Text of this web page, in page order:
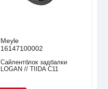
Meyle
16147100002
Сайлентблок задбалки
LOGAN // TIIDA C11